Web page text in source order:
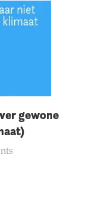
gewone